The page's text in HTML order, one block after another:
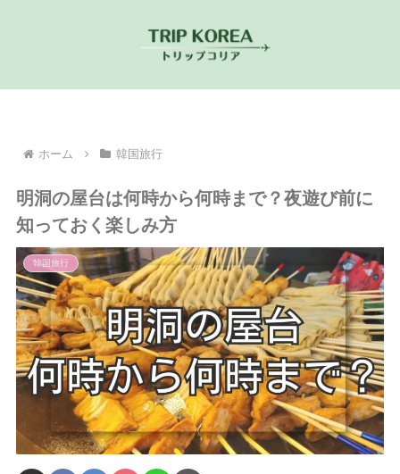
ホーム 韓国旅行
明洞の屋台は何時から何時まで？夜遊び前に
知っておく楽しみ方
韓国旅行